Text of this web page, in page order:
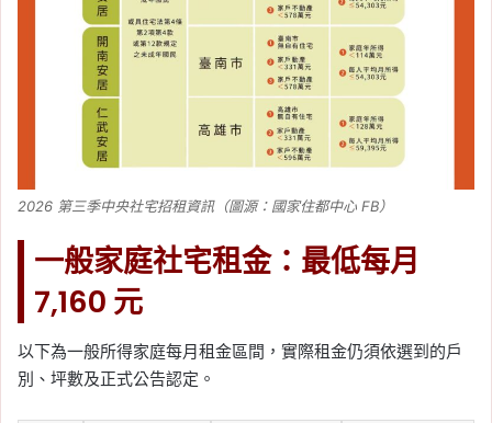
2026 第三季中央社宅招租資訊（圖源：國家住都中心 FB）
一般家庭社宅租金：最低每月
7,160 元
以下為一般所得家庭每月租金區間，實際租金仍須依選到的戶
別、坪數及正式公告認定。